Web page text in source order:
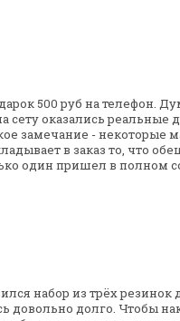
500 руб на телефон.
сету оказалисьреальные
замечание - некоторые
в заказ то, что
один пришел в полном
набор из трёх резинок
довольно долго. Чтобы